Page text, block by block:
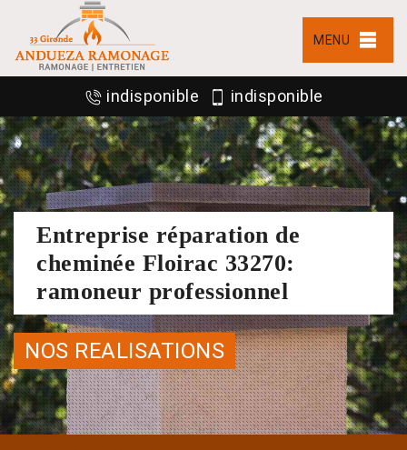
MENU
indisponible indisponible
Entreprise réparation de
cheminée Floirac 33270:
ramoneur professionnel
NOS REALISATIONS